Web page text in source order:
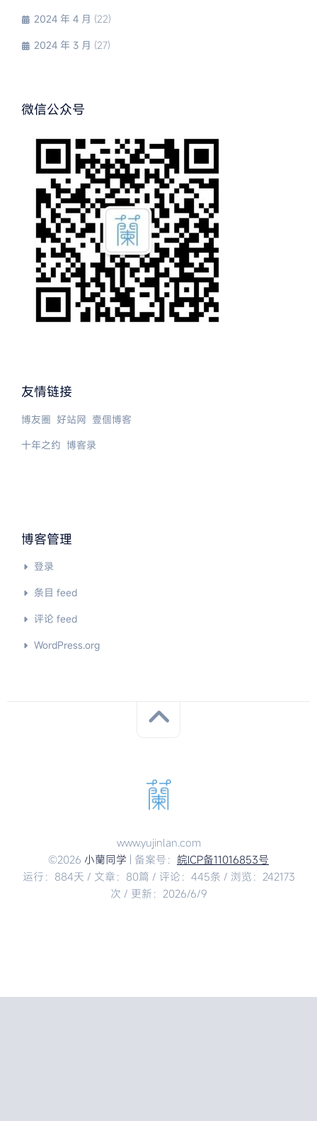
2024 年 4 月 (22)
2024 年 3 月 (27)
微信公众号
友情链接
博友圈 好站网 壹個博客
十年之约 博客录
博客管理
登录
条目 feed
评论 feed
WordPress.org
www.yujinlan.com
©2026 小蘭同学 | 备案号： 皖ICP备11016853号
运行：884天 / 文章：80篇 / 评论：445条 / 浏览：242173
次 / 更新：2026/6/9